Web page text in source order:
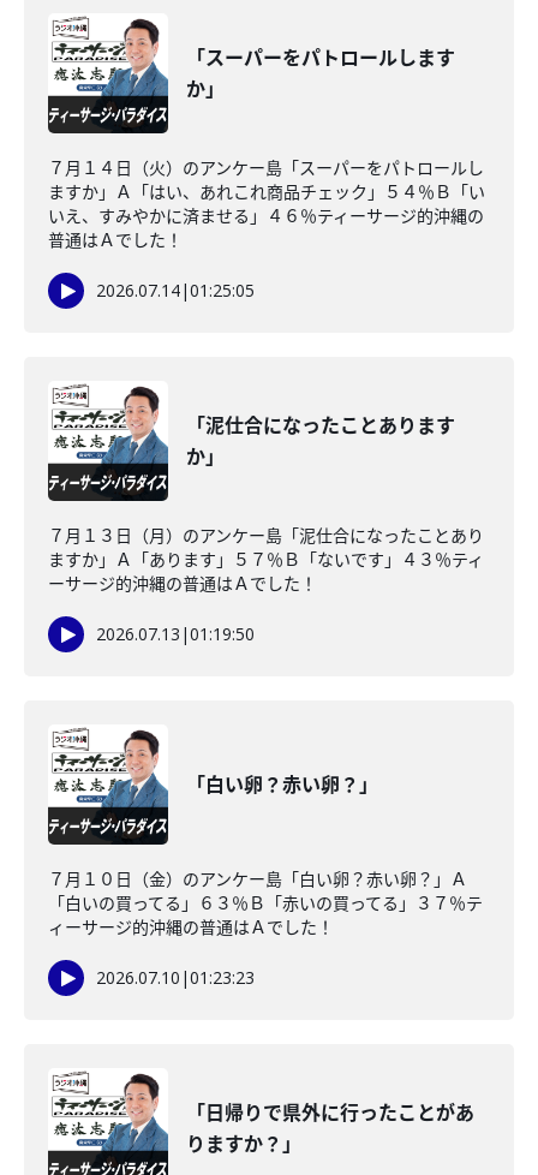
「スーパーをパトロールします
か」
７月１４日（火）のアンケー島「スーパーをパトロールし
ますか」Ａ「はい、あれこれ商品チェック」５４％Ｂ「い
いえ、すみやかに済ませる」４６％ティーサージ的沖縄の
普通はＡでした！
2026.07.14|01:25:05
「泥仕合になったことあります
か」
７月１３日（月）のアンケー島「泥仕合になったことあり
ますか」Ａ「あります」５７％Ｂ「ないです」４３％ティ
ーサージ的沖縄の普通はＡでした！
2026.07.13 |01:19:50
「白い卵？赤い卵？」
７月１０日（金）のアンケー島「白い卵？赤い卵？」Ａ
「白いの買ってる」６３％Ｂ「赤いの買ってる」３７％テ
ィーサージ的沖縄の普通はＡでした！
2026.07.10 |01:23:23
「日帰りで県外に行ったことがあ
りますか？」